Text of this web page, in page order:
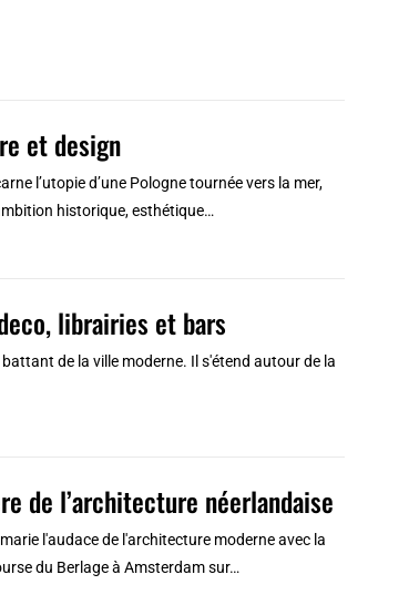
et design
l’utopie d’une Pologne tournée vers la mer,
historique, esthétique…
librairies et bars
de la ville moderne. Il s'étend autour de la
de l’architecture néerlandaise
l'audace de l'architecture moderne avec la
du Berlage à Amsterdam sur…